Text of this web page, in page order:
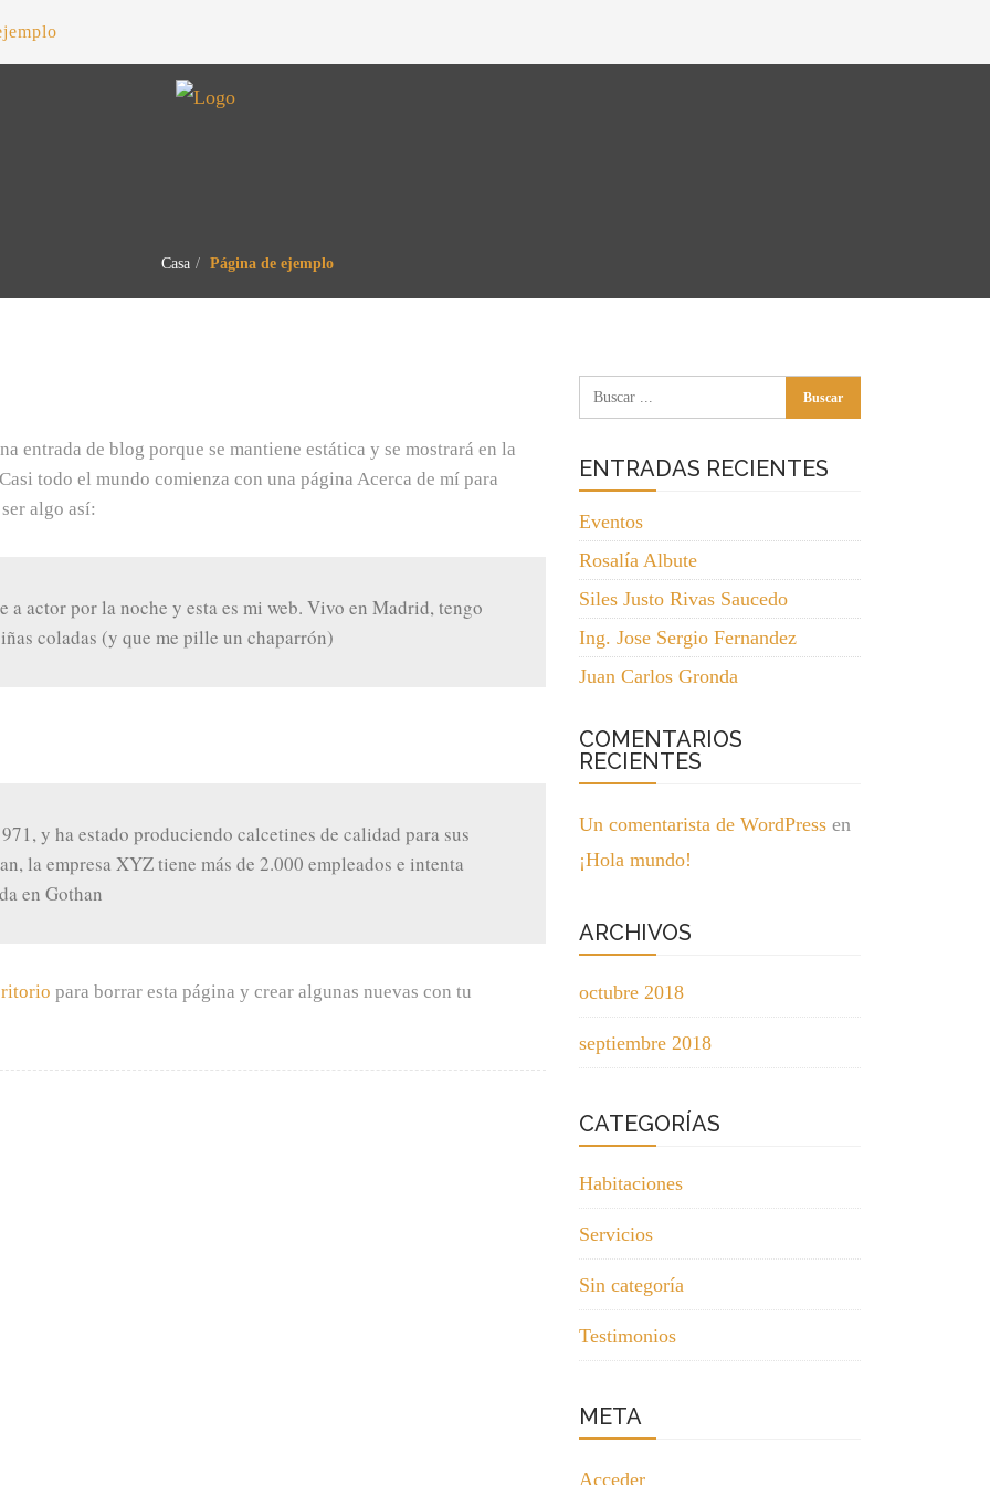
Casa Página de ejemplo
entrada de blog porque se mantiene estática y se mostrará en la
todo el mundo comienza con una página Acerca de mí para
algo así:
a actor por la noche y esta es mi web. Vivo en Madrid, tengo
coladas (y que me pille un chaparrón)
y ha estado produciendo calcetines de calidad para sus
la empresa XYZ tiene más de 2.000 empleados e intenta
en Gothan
para borrar esta página y crear algunas nuevas con tu
ENTRADAS RECIENTES
Eventos
Rosalía Albute
Siles Justo Rivas Saucedo
Ing. Jose Sergio Fernandez
Juan Carlos Gronda
COMENTARIOS
RECIENTES
Un comentarista de WordPress en
¡Hola mundo!
ARCHIVOS
octubre 2018
septiembre 2018
CATEGORÍAS
Habitaciones
Servicios
Sin categoría
Testimonios
META
Acceder